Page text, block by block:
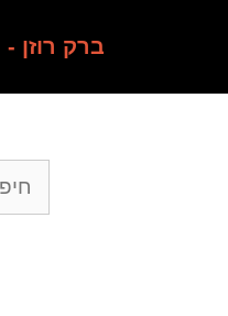
ברק רוזן